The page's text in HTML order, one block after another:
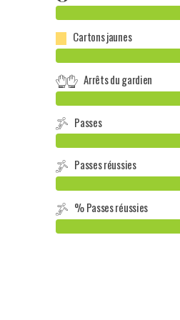
Cartons jaunes
Arrêts du gardien
Passes
Passes réussies
% Passes réussies